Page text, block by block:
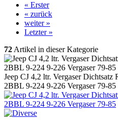
« Erster
« zurück
weiter »
Letzter »
72 Artikel in dieser Kategorie
Jeep CJ 4,2 ltr. Vergaser Dichtsatz
2BBL 9-224 9-226 Vergaser 79-85